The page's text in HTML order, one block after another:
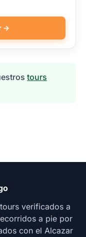
→
tours
verificados a
a pie por
con el Alcazar